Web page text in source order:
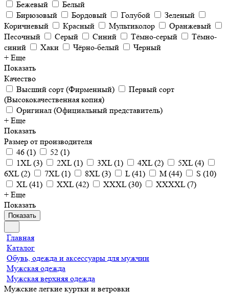
Бежевый
Белый
Бирюзовый
Бордовый Голубой
Зеленый
Коричневый
Красный Мультиколор
Оранжевый
Песочный
Серый Синий Тёмно-серый
Тёмно-
синий
Хаки Чёрно-белый
Черный
+ Еще
Показать
Качество
Высший сорт (Фирменный)
Первый сорт
(Высококачественная копия)
Оригинал (Официальный представитель)
+ Еще
Показать
Размер от производителя
46 (1) 52 (1)
1XL(3) 2XL(1) 3XL(1) 4XL(2) 5XL(4)
6XL(2) 7XL(1) 8XL(3) L(41) M (44) S (10)
XL(41) XXL(42) XXXL(30) XXXXL(7)
+ Еще
Показать
Показать
Главная
Каталог
Обувь, одежда и аксессуары для мужчин
Мужская одежда
Мужская верхняя одежда
Мужские легкие куртки и ветровки